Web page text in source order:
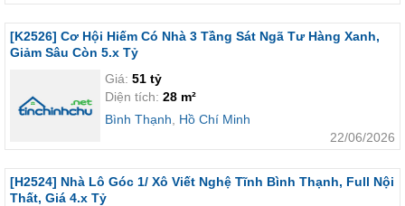
[K2526] Cơ Hội Hiếm Có Nhà 3 Tầng Sát Ngã Tư Hàng Xanh,
Giảm Sâu Còn 5.x Tỷ
Giá: 51 tỷ
Diện tích: 28 m²
Bình Thạnh
Hồ Chí Minh
22/06/2026
[H2524] Nhà Lô Góc 1/ Xô Viết Nghệ Tĩnh Bình Thạnh, Full Nội
Thất, Giá 4.x Tỷ